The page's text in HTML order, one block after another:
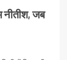
नीतीश, जब